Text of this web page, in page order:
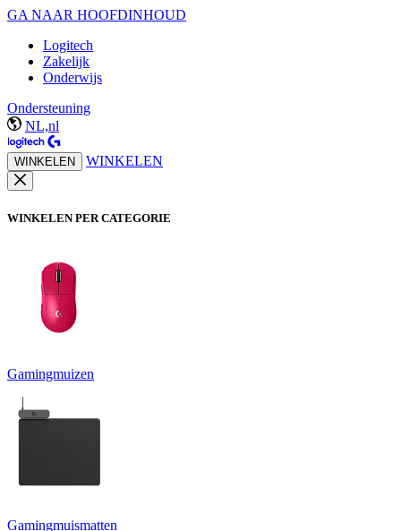
GA NAAR HOOFDINHOUD
Logitech
Zakelijk
Onderwijs
Ondersteuning
NL,nl
WINKELEN WINKELEN
WINKELEN PER CATEGORIE
Gamingmuizen
Gamingmuismatten